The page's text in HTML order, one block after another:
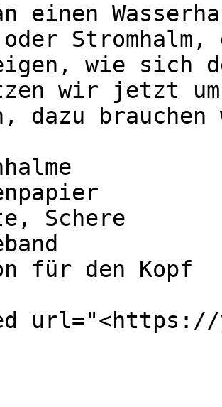
einen
wie sich
wir jetzt
dazu
Schere
für den Kopf